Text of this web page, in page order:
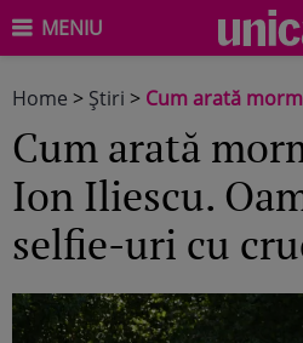
MENIU
Home > Știri > Cum arată mormântul lui Ion
Cum arată
Ion Iliescu.
selfie-uri cu